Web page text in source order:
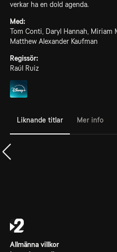
verkar ha en dold agenda.
Med:
Tom Conti, Daryl Hannah, Miriam
Matthew Alexander Kaufman
Regissör:
Raúl Ruiz
Liknande titlar Mer info
Allmänna villkor